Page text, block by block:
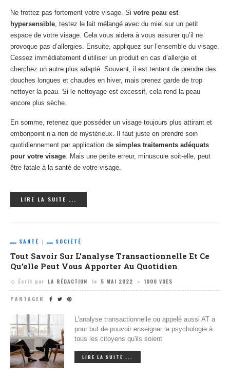
Ne frottez pas fortement votre visage. Si votre peau est
hypersensible , testez le lait mélangé avec du miel sur un petit
espace de votre visage. Cela vous aidera à vous assurer qu’il ne
provoque pas d’allergies. Ensuite, appliquez sur l’ensemble du visage.
Cessez immédiatement d’utiliser un produit en cas d’allergie et
cherchez un autre plus adapté. Souvent, il est tentant de prendre des
douches longues et chaudes en hiver, mais prenez garde de trop
nettoyer la peau. Si le nettoyage est excessif, cela rend la peau
encore plus sèche.
En somme, retenez que posséder un visage toujours plus attirant et
embonpoint n’a rien de mystérieux. Il faut juste en prendre soin
quotidiennement par application de simples traitements adéquats
pour votre visage . Mais une petite erreur, minuscule soit-elle, peut
être fatale à la santé de votre visage.
LIRE LA SUITE ...
SANTÉ SOCIÉTÉ
Tout Savoir Sur L’analyse Transactionnelle Et Ce
Qu’elle Peut Vous Apporter Au Quotidien
Écrit par LA RÉDACTION le 5 MAI 2022 1000 VUES
PARTAGER
L'analyse transactionnelle ou appelé aussi AT a
pour but de pouvoir enseigner la psychologie à
tous les citoyens qu'ils soient
LIRE LA SUITE ...